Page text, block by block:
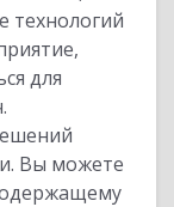
технологий
для
Вы можете